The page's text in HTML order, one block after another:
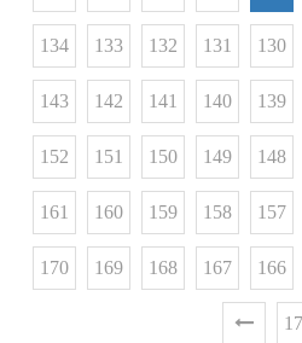
130
131
132
133
134
139
140
141
142
143
148
149
150
151
152
157
158
159
160
161
166
167
168
169
170